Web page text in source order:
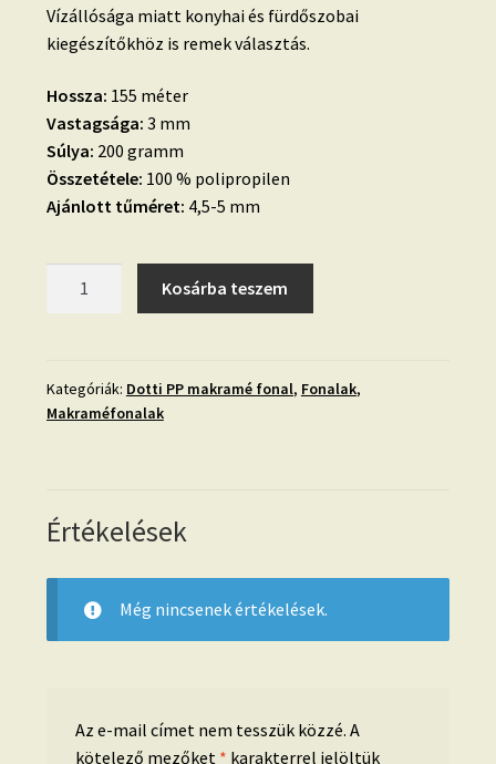
Vízállósága miatt konyhai és fürdőszobai
kiegészítőkhöz is remek választás.
Hossza: 155 méter
Vastagsága: 3 mm
Súlya: 200 gramm
Összetétele: 100 % polipropilen
Ajánlott tűméret: 4,5-5 mm
makramé
fonal,
Kosárba teszem
Kategóriák: Dotti PP makramé fonal, Fonalak,
Makraméfonalak
Értékelések
Még nincsenek értékelések.
Az e-mail címet nem tesszük közzé. A
kötelező mezőket * karakterrel jelöltük